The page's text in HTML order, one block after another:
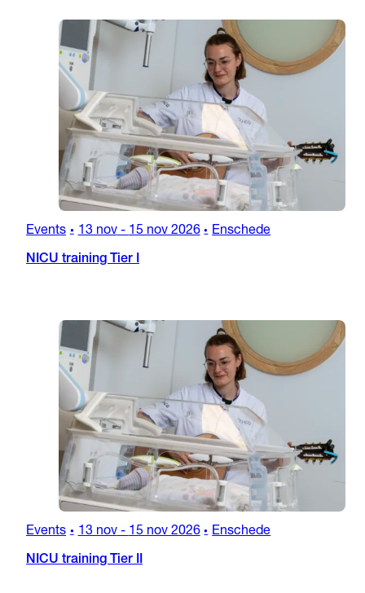
Events • 13 nov-15 nov 2026 • Enschede
NICU training Tier I
Events • 13 nov- 15 nov 2026 • Enschede
NICU training Tier II